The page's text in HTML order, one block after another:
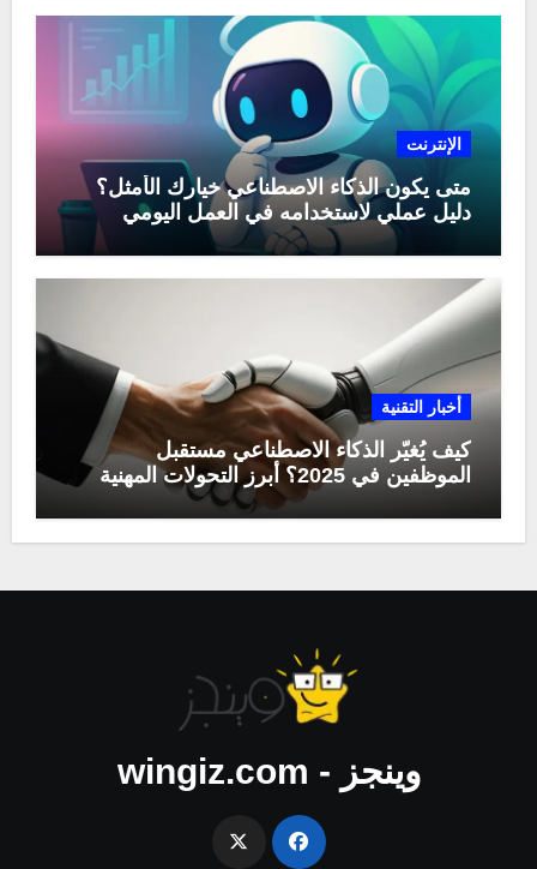
الإنترنت
متى يكون الذكاء الاصطناعي خيارك الأمثل؟
دليل عملي لاستخدامه في العمل اليومي
أخبار التقنية
كيف يُغيّر الذكاء الاصطناعي مستقبل
الموظفين في 2025؟ أبرز التحولات المهنية
وينجز - wingiz.com